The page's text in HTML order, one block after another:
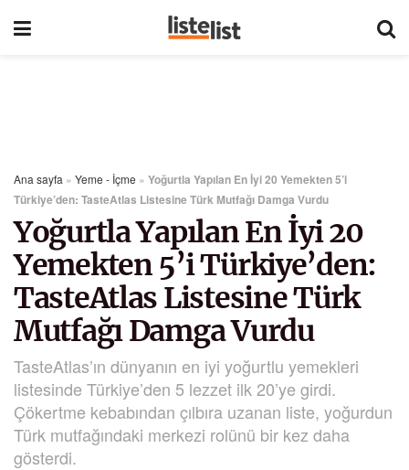
Ana sayfa » Yeme - İçme » Yoğurtla Yapılan En İyi 20 Yemekten 5’i
Türkiye’den: TasteAtlas Listesine Türk Mutfağı Damga Vurdu
Yoğurtla Yapılan En İyi 20
Yemekten 5’i Türkiye’den:
TasteAtlas Listesine Türk
Mutfağı Damga Vurdu
TasteAtlas’ın dünyanın en iyi yoğurtlu yemekleri
listesinde Türkiye’den 5 lezzet ilk 20’ye girdi.
Çökertme kebabından çılbıra uzanan liste, yoğurdun
Türk mutfağındaki merkezi rolünü bir kez daha
gösterdi.